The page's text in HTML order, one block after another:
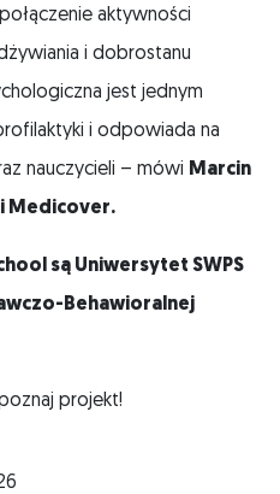
aktywności
i dobrostanu
jest jednym
i odpowiada na
nauczycieli – mówi Marcin
Medicover.
są Uniwersytet SWPS
Behawioralnej
projekt!